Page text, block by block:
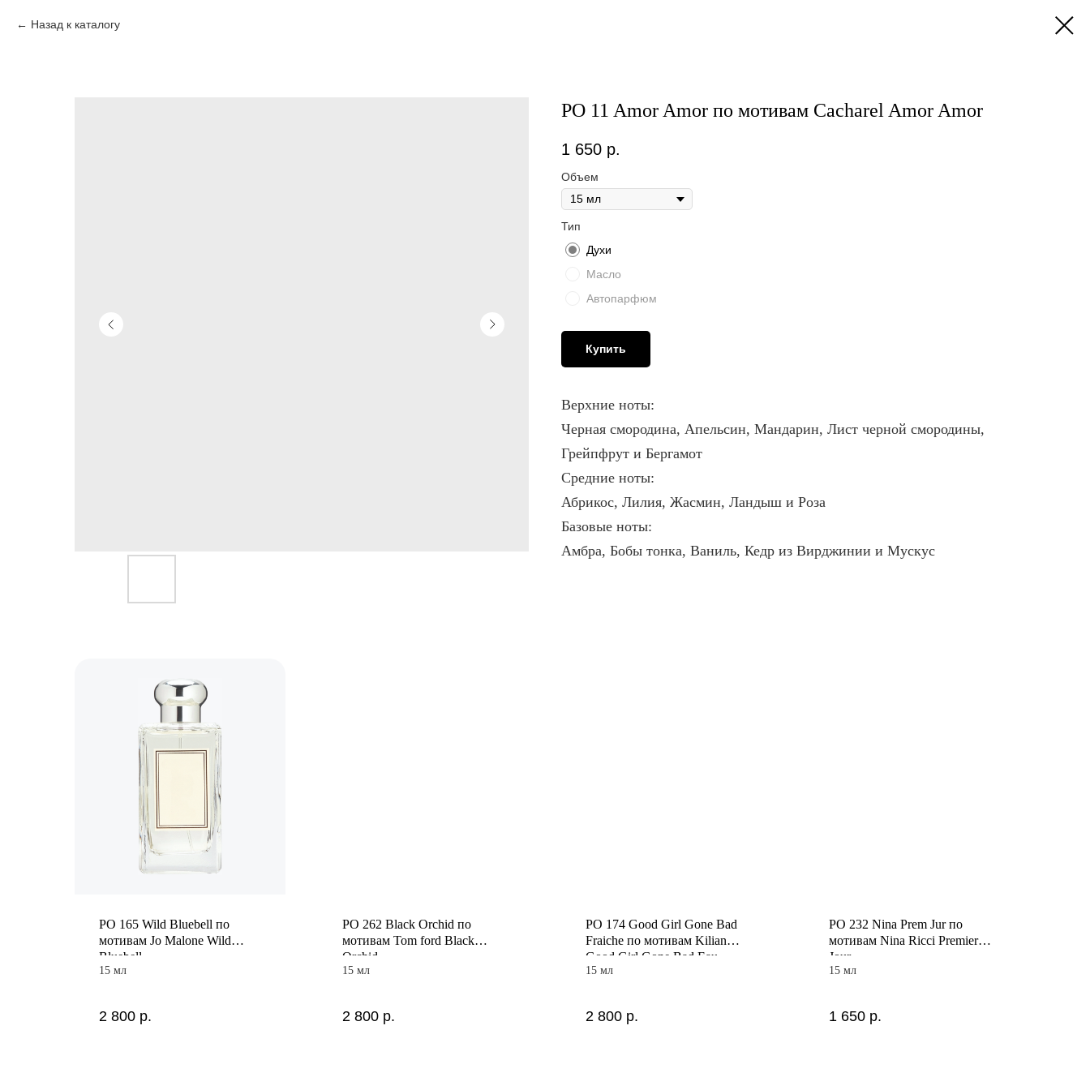
Назад к каталогу
PO 11 Amor Amor по мотивам Cacharel Amor Amor
1 650 р.
Объем
Тип
Духи
Масло
Автопарфюм
Купить
Верхние ноты:
Черная смородина, Апельсин, Мандарин, Лист черной смородины,
Грейпфрут и Бергамот
Средние ноты:
Абрикос, Лилия, Жасмин, Ландыш и Роза
Базовые ноты:
Амбра, Бобы тонка, Ваниль, Кедр из Вирджинии и Мускус
PO 165 Wild Bluebell по
мотивам Jo Malone Wild
Bluebell
15 мл
2 800 р.
PO 262 Black Orchid по
мотивам Tom ford Black
Orchid
15 мл
2 800 р.
PO 174 Good Girl Gone Bad
Fraiche по мотивам Kilian
Good Girl Gone Bad Eau
Fraiche
15 мл
2 800 р.
PO 232 Nina Prem Jur по
мотивам Nina Ricci Premier
Jour
15 мл
1 650 р.